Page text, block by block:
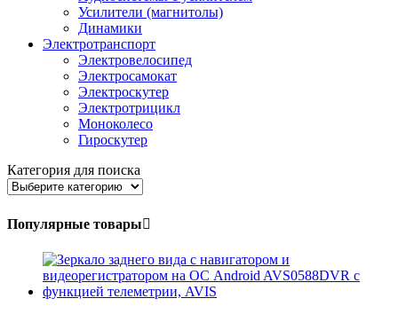
Усилители (магнитолы)
Динамики
Электротранспорт
Электровелосипед
Электросамокат
Электроскутер
Электротрицикл
Моноколесо
Гироскутер
Категория для поиска
Популярные товары